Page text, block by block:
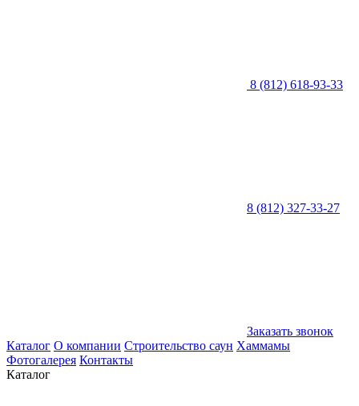
8 (812) 618-93-33
8 (812) 327-33-27
Заказать звонок
Каталог О компании Строительство саун Хаммамы
Фотогалерея Контакты
Каталог